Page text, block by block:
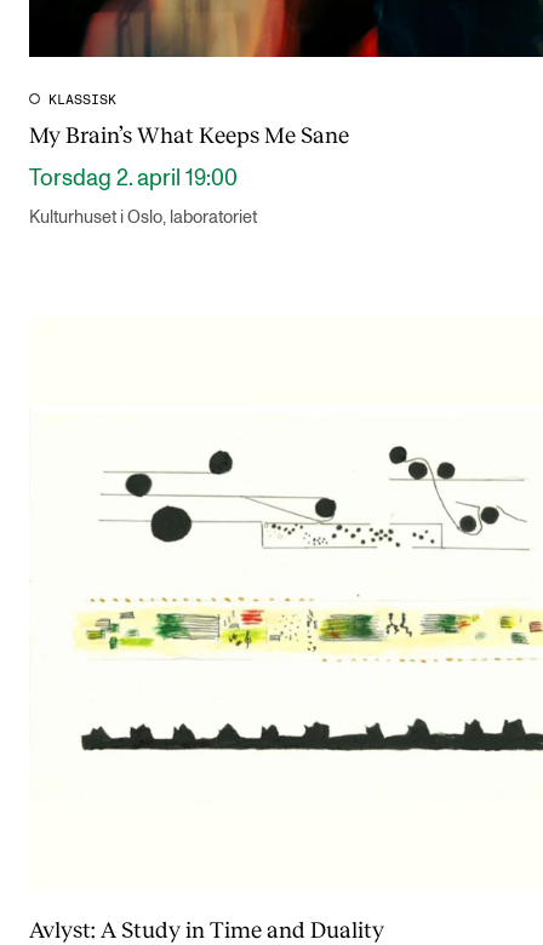
KLASSISK
My Brain’s What Keeps Me Sane
Torsdag 2. april 19:00
Kulturhuset i Oslo, laboratoriet
Avlyst: A Study in Time and Duality